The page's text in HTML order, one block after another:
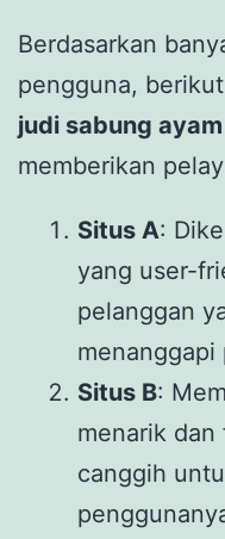
Berdasarkan
pengguna,
judi sabung
memberikan
Situs A:
yang user-
pelanggan
menanggapi
Situs B:
menarik dan
canggih